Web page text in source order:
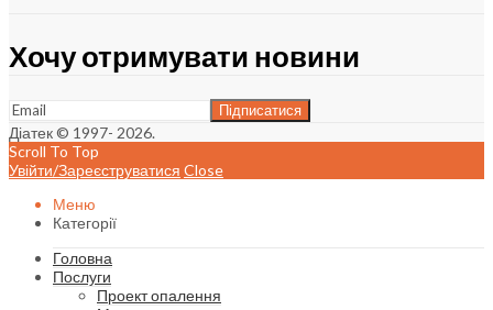
Хочу отримувати новини
Діатек © 1997- 2026.
Scroll To Top
Увійти/Зареєструватися Close
Меню
Категорії
Головна
Послуги
Проект опалення